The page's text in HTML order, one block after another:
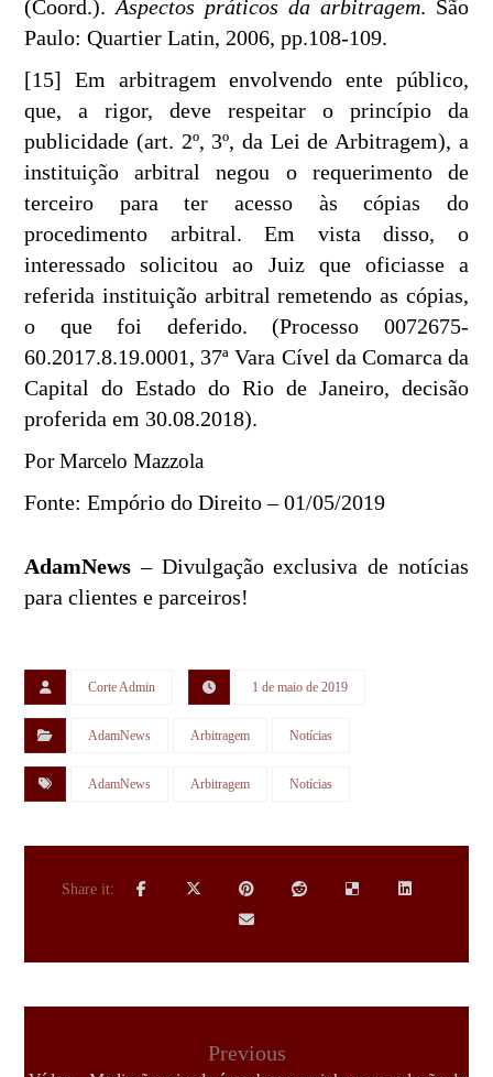
(Coord.).Aspectos práticos da arbitragem. São
Paulo: Quartier Latin, 2006, pp.108-109.
[15] Em arbitragem envolvendo ente público,
que, a rigor, deve respeitar o princípio da
publicidade (art. 2º, 3º, da Lei de Arbitragem), a
instituição arbitral negou o requerimento de
terceiro para ter acesso às cópias do
procedimento arbitral. Em vista disso, o
interessado solicitou ao Juiz que oficiasse a
referida instituição arbitral remetendo as cópias,
o que foi deferido. (Processo 0072675-
60.2017.8.19.0001, 37ª Vara Cível da Comarca da
Capital do Estado do Rio de Janeiro, decisão
proferida em 30.08.2018).
Por Marcelo Mazzola
Fonte: Empório do Direito – 01/05/2019
AdamNews – Divulgação exclusiva de notícias
para clientes e parceiros!
Corte Admin 1 de maio de 2019
AdamNews Arbitragem Notícias
AdamNews Arbitragem Notícias
Previous